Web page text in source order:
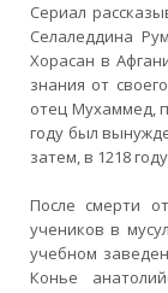
Сериал
Селаледдина
Хорасан в
знания от
отец Мухаммед,
году был
затем, в 1218
После смерти
учеников в
учебном
Конье